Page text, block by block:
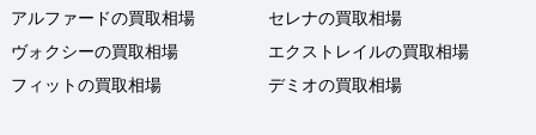
アルファードの買取相場
ヴォクシーの買取相場
フィットの買取相場
セレナの買取相場
エクストレイルの買取相場
デミオの買取相場